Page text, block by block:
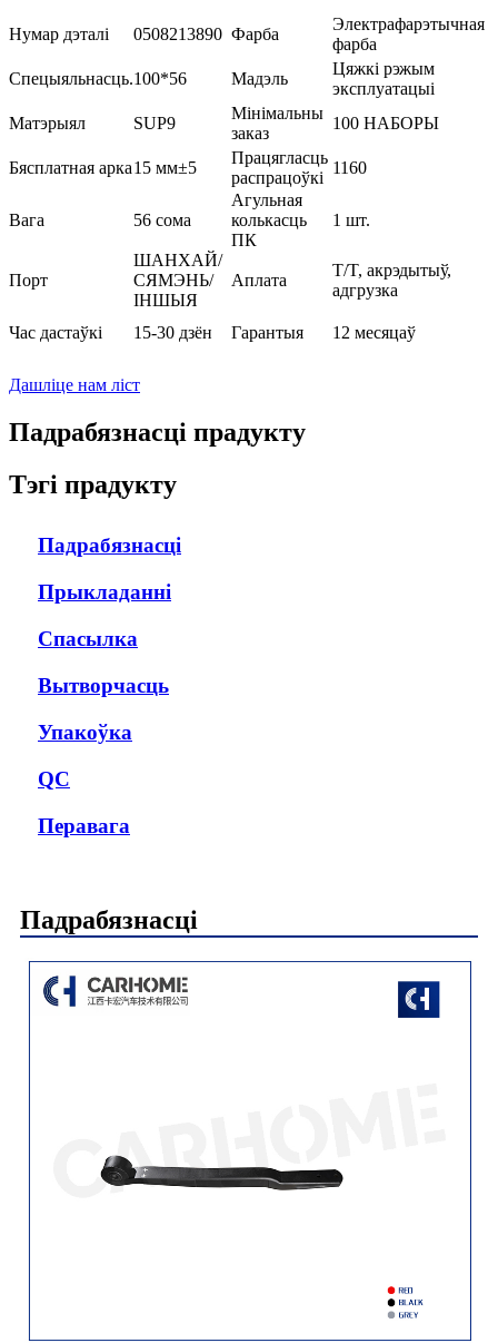
Нумар дэталі 0508213890 Фарба
Электрафарэтычная
фарба
Спецыяльнасць.100*56 Мадэль
Цяжкі рэжым
эксплуатацыі
Матэрыял
SUP9
Мінімальны
заказ
100 НАБОРЫ
Бясплатная арка15 мм±5
Працягласць
распрацоўкі
1160
Вага 56 сома
Агульная
колькасць
ПК
1 шт.
Порт
ШАНХАЙ/
СЯМЭНЬ/
ІНШЫЯ
Аплата
T/T, акрэдытыў,
адгрузка
Час дастаўкі 15-30 дзён Гарантыя 12 месяцаў
Дашліце нам ліст
Падрабязнасці прадукту
Тэгі прадукту
Падрабязнасці
Прыкладанні
Спасылка
Вытворчасць
Упакоўка
QC
Перавага
Падрабязнасці